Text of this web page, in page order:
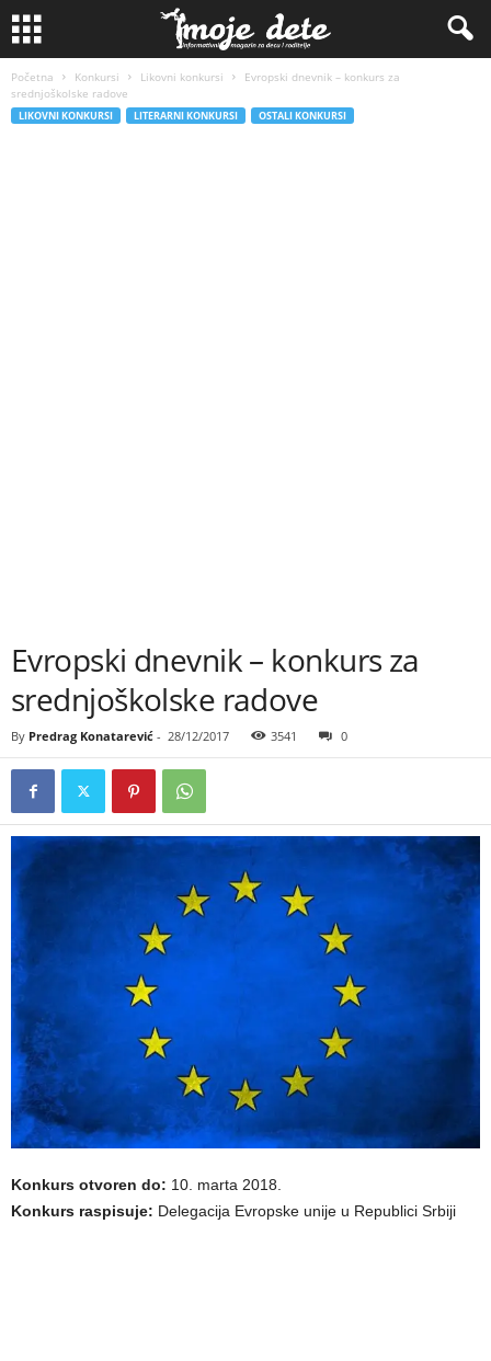
Početna Konkursi Likovni konkursi
Evropski dnevnik – konkurs za
srednjoškolske radove
LIKOVNI KONKURSI LITERARNI KONKURSI OSTALI KONKURSI
Evropski dnevnik – konkurs za
srednjoškolske radove
By Predrag Konatarević - 28/12/2017 3541 0
Konkurs otvoren do: 10. marta 2018.
Konkurs raspisuje: Delegacija Evropske unije u Republici Srbiji